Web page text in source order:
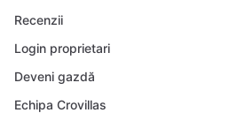
Recenzii
Login proprietari
Deveni gazdă
Echipa Crovillas